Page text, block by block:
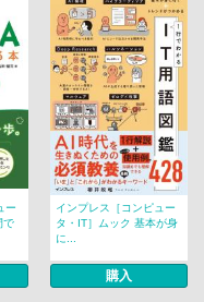
ー
で
インプレス［コンピュー
タ・IT］ムック 基本が身
に...
購入